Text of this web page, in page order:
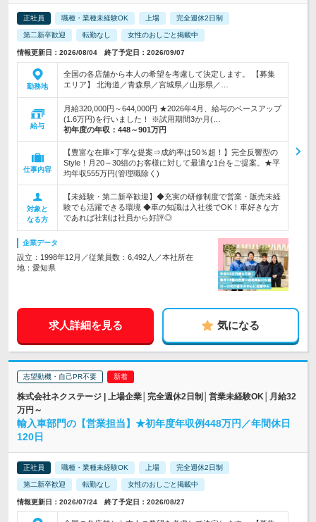
正社員 職種・業種未経験OK 上場 完全週休2日制
第二新卒歓迎 転勤なし 女性のおしごと掲載中
情報更新日：2026/08/04 終了予定日：2026/09/07
勤務地
全国の各店舗から本人の希望を考慮して決定します。 【募集
エリア】 北海道／青森県／宮城県／山形県／…
給与
月給320,000円～644,000円 ★2026年4月、給与のベースアップ
(1.6万円)を行いました！ ※試用期間3か月(…
初年度の年収： 448～901万円
仕事内容
【豊富な在庫×丁寧な提案⇒成約率は50％超！】完全反響型の
Style！月20～30組のお客様に対して最適な1台をご提案。★平
均年収555万円(管理職除く)
対象と
なる方
【未経験・第二新卒歓迎】◆充実の研修制度で営業・販売未経
験でも活躍できる環境 ◆車の知識は入社後でOK！車好きな方
であれば社割は社員から好評◎
企業データ
設立：1998年12月／従業員数：6,492人／本社所在
地：愛知県
求人詳細を見る 気になる
志望動機・自己PR不要
株式会社ネクステージ | 上場企業│完全週休2日制│営業未経験OK│月給32
万円～
輸入車部門の【営業担当】★初年度年収例448万円／年間休日
120日
正社員 職種・業種未経験OK 上場 完全週休2日制
第二新卒歓迎 転勤なし 女性のおしごと掲載中
情報更新日：2026/07/24 終了予定日：2026/08/27